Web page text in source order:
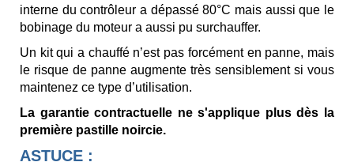
interne du contrôleur a dépassé 80°C mais aussi que le
bobinage du moteur a aussi pu surchauffer.
Un kit qui a chauffé n’est pas forcément en panne, mais
le risque de panne augmente très sensiblement si vous
maintenez ce type d’utilisation.
La garantie contractuelle ne s'applique plus dès la
première pastille noircie.
ASTUCE :